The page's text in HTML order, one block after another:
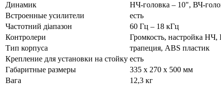
Динамик
НЧ-головка – 10", ВЧ-
Встроенные усилители
есть
Частотний діапазон
60 Гц – 18 кГц
Контролери
Громкость, настройка НЧ,
Тип корпуса
трапеция, ABS пластик
Крепление для установки на стойку есть
Габаритные размеры
335 х 270 х 500 мм
Вага
12,3 кг